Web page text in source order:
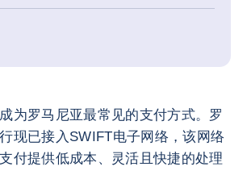
为罗马尼亚最常见的支付方式。罗
现已接入SWIFT电子网络，该网络
付提供低成本、灵活且快捷的处理